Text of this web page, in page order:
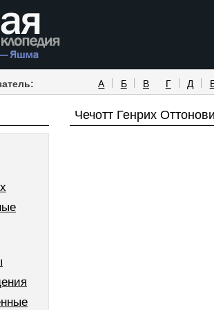
А Б В Г Д
Чечотт Генрих